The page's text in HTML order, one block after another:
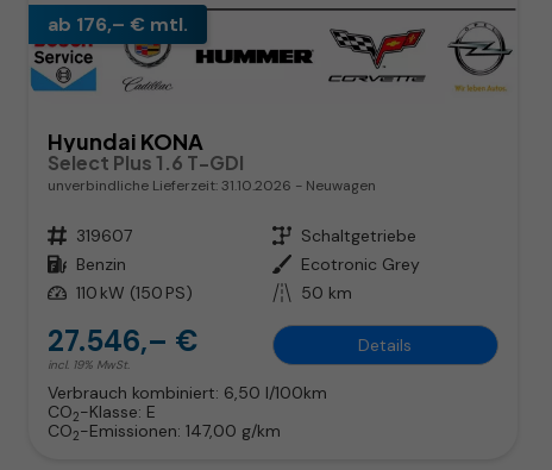
ab 176,– € mtl.
Hyundai KONA
Select Plus 1.6 T-GDI
unverbindliche Lieferzeit:31.10.2026 Neuwagen
Fahrzeugnr. 319607 Getriebe Schaltgetriebe
Kraftstoff Benzin Außenfarbe Ecotronic Grey
Leistung 110 kW (150 PS) Kilometerstand 50 km
27.546,– €
incl. 19% MwSt.
Details
Verbrauch kombiniert: 6,50 l/100km
CO2-Klasse: E
CO2-Emissionen: 147,00 g/km